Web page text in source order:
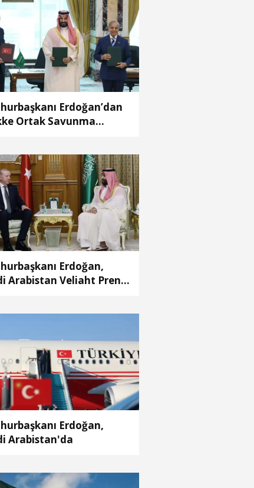
Erdoğan’dan
Ortak Savunma
Erdoğan,
Arabistan Veliaht Prensi
Erdoğan,
Arabistan'da